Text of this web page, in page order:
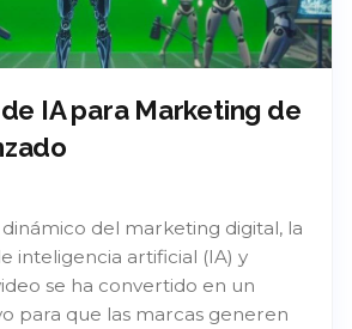
IA para Marketing de
del marketing digital, la
inteligencia artificial (IA) y
se ha convertido en un
para que las marcas generen